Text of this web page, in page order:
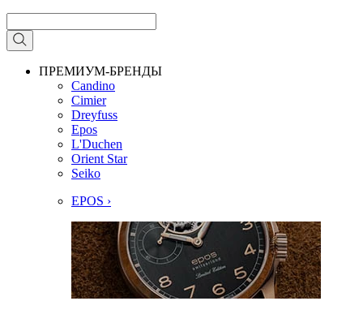
ПРЕМИУМ-БРЕНДЫ
Candino
Cimier
Dreyfuss
Epos
L'Duchen
Orient Star
Seiko
EPOS ›